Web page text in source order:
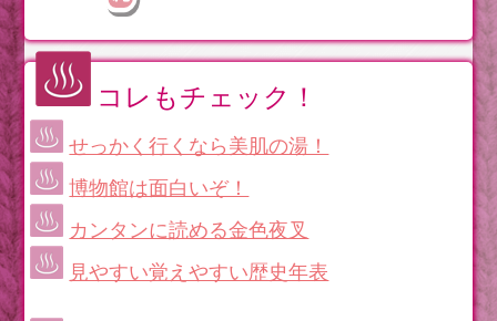
コレもチェック！
せっかく行くなら美肌の湯！
博物館は面白いぞ！
カンタンに読める金色夜叉
見やすい覚えやすい歴史年表